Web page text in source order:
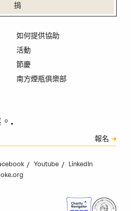
捐
如何提供協助
活動
節慶
南方煙瓶俱樂部
.
報名
Youtube LinkedIn